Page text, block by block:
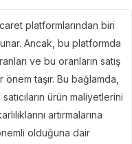
platformlarından biri
Ancak, bu platformda
ve bu oranların satış
taşır. Bu bağlamda,
ürün maliyetlerini
artırmalarına
olduğuna dair